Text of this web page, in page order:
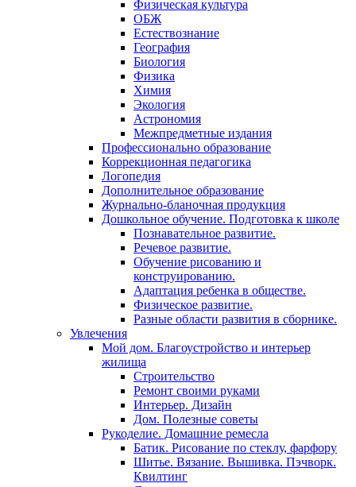
Физическая культура
ОБЖ
Естествознание
География
Биология
Физика
Химия
Экология
Астрономия
Межпредметные издания
Профессионально образование
Коррекционная педагогика
Логопедия
Дополнительное образование
Журнально-бланочная продукция
Дошкольное обучение. Подготовка к школе
Познавательное развитие.
Речевое развитие.
Обучение рисованию и
конструированию.
Адаптация ребенка в обществе.
Физическое развитие.
Разные области развития в сборнике.
Увлечения
Мой дом. Благоустройство и интерьер
жилища
Строительство
Ремонт своими руками
Интерьер. Дизайн
Дом. Полезные советы
Рукоделие. Домашние ремесла
Батик. Рисование по стеклу, фарфору
Шитье. Вязание. Вышивка. Пэчворк.
Квилтинг